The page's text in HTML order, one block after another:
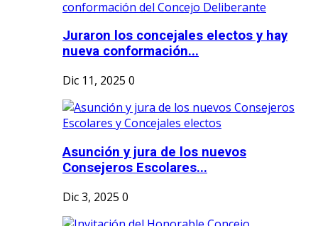
Juraron los concejales electos y hay
nueva conformación...
Dic 11, 2025 0
Asunción y jura de los nuevos
Consejeros Escolares...
Dic 3, 2025 0